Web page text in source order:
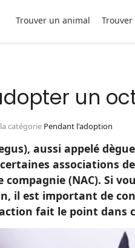
Trouver un animal
un
catégorie Pendant l'adoption
aussi appelé
associations
compagnie (NAC). Si
il est important de
fait le point dans